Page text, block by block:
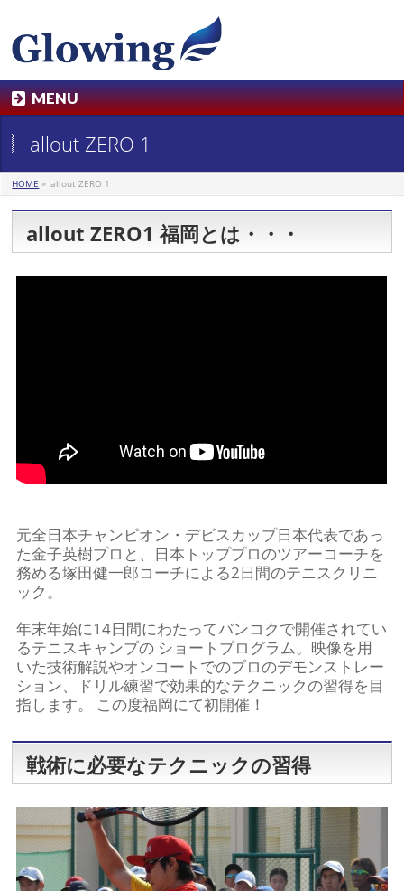
MENU
allout ZERO 1
HOME » allout ZERO 1
allout ZERO1 福岡とは・・・
元全日本チャンピオン・デビスカップ日本代表であっ
た金子英樹プロと、日本トッププロのツアーコーチを
務める塚田健一郎コーチによる2日間のテニスクリニ
ック。
年末年始に14日間にわたってバンコクで開催されてい
るテニスキャンプの ショートプログラム。映像を用
いた技術解説やオンコートでのプロのデモンストレー
ション、ドリル練習で効果的なテクニックの習得を目
指します。 この度福岡にて初開催！
戦術に必要なテクニックの習得